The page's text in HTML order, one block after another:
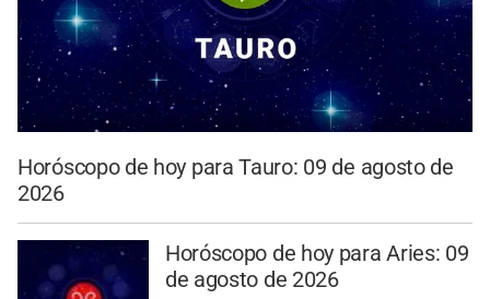
Horóscopo de hoy para Tauro: 09 de agosto de
2026
Horóscopo de hoy para Aries: 09
de agosto de 2026